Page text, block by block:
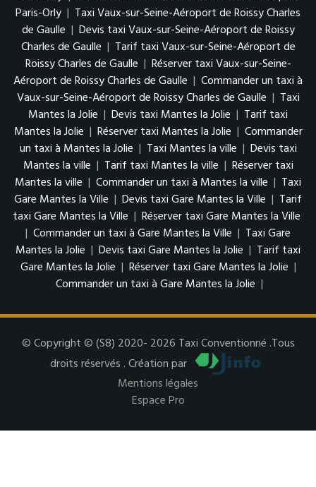
Paris-Orly | Taxi Vaux-sur-Seine-Aéroport de Roissy Charles
de Gaulle | Devis taxi Vaux-sur-Seine-Aéroport de Roissy
Charles de Gaulle | Tarif taxi Vaux-sur-Seine-Aéroport de
Roissy Charles de Gaulle | Réserver taxi Vaux-sur-Seine-
Aéroport de Roissy Charles de Gaulle | Commander un taxi à
Vaux-sur-Seine-Aéroport de Roissy Charles de Gaulle | Taxi
Mantes la Jolie | Devis taxi Mantes la Jolie | Tarif taxi
Mantes la Jolie | Réserver taxi Mantes la Jolie | Commander
un taxi à Mantes la Jolie | Taxi Mantes la ville | Devis taxi
Mantes la ville | Tarif taxi Mantes la ville | Réserver taxi
Mantes la ville | Commander un taxi à Mantes la ville | Taxi
Gare Mantes la Ville | Devis taxi Gare Mantes la Ville | Tarif
taxi Gare Mantes la Ville | Réserver taxi Gare Mantes la Ville
| Commander un taxi à Gare Mantes la Ville | Taxi Gare
Mantes la Jolie | Devis taxi Gare Mantes la Jolie | Tarif taxi
Gare Mantes la Jolie | Réserver taxi Gare Mantes la Jolie |
Commander un taxi à Gare Mantes la Jolie |
© Copyright © (S8) 2020- 2026 Taxi Conventionné .Tous
droits réservés . Création par
Mentions légales
Espace Pro